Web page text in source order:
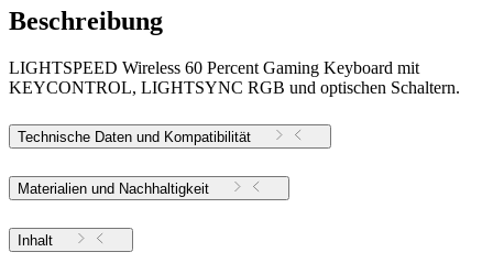
Beschreibung
LIGHTSPEED Wireless 60 Percent Gaming Keyboard mit
KEYCONTROL, LIGHTSYNC RGB und optischen Schaltern.
Technische Daten und Kompatibilität
Materialien und Nachhaltigkeit
Inhalt